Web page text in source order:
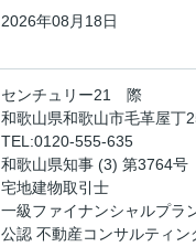
2026年08月18日
センチュリー21 際
和歌山県和歌山市毛革屋丁
TEL:0120-555-635
和歌山県知事 (3) 第3764号
宅地建物取引士
一級ファイナンシャルプラ
公認 不動産コンサルティン